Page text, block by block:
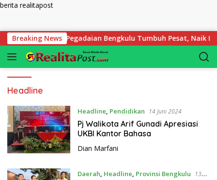
berita realitapost
Breaking News
Transaksi Pegadaian Bengkulu Tumbuh Pesat, Naik
Headline
Headline, Pendidikan 14 Juni 2024
Pj Walikota Arif Gunadi Apresiasi
UKBI Kantor Bahasa
Dian Marfani
Daerah, Headline, Provinsi Bengkulu
13